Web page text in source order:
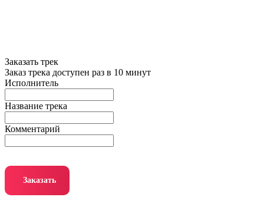
Заказать трек
Заказ трека доступен раз в 10 минут
Исполнитель
Название трека
Комментарий
Заказать